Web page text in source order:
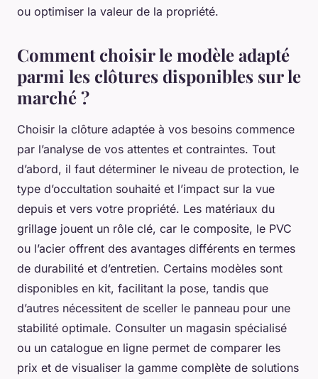
ou optimiser la valeur de la propriété.
Comment choisir le modèle adapté
parmi les clôtures disponibles sur le
marché ?
Choisir la clôture adaptée à vos besoins commence
par l’analyse de vos attentes et contraintes. Tout
d’abord, il faut déterminer le niveau de protection, le
type d’occultation souhaité et l’impact sur la vue
depuis et vers votre propriété. Les matériaux du
grillage jouent un rôle clé, car le composite, le PVC
ou l’acier offrent des avantages différents en termes
de durabilité et d’entretien. Certains modèles sont
disponibles en kit, facilitant la pose, tandis que
d’autres nécessitent de sceller le panneau pour une
stabilité optimale. Consulter un magasin spécialisé
ou un catalogue en ligne permet de comparer les
prix et de visualiser la gamme complète de solutions